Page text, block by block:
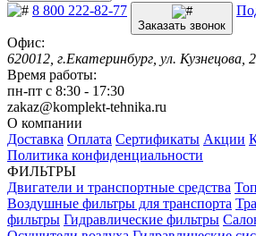
8 800 222-82-77
Заказать звонок
Офис:
620012, г.Екатеринбург, ул. Кузнецова,
Время работы:
пн-пт с 8:30 - 17:30
zakaz@komplekt-tehnika.ru
О компании
Доставка Оплата Сертификаты Акции
Политика конфиденциальности
ФИЛЬТРЫ
Двигатели и транспортные средства
Воздушные фильтры для транспорта
фильтры Гидравлические фильтры